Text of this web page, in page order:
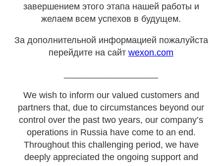
завершением этого этапа нашей работы и
желаем всем успехов в будущем.
За дополнительной информацией пожалуйста
перейдите на сайт wexon.com
We wish to inform our valued customers and
partners that, due to circumstances beyond our
control over the past two years, our company’s
operations in Russia have come to an end.
Throughout this challenging period, we have
deeply appreciated the ongoing support and